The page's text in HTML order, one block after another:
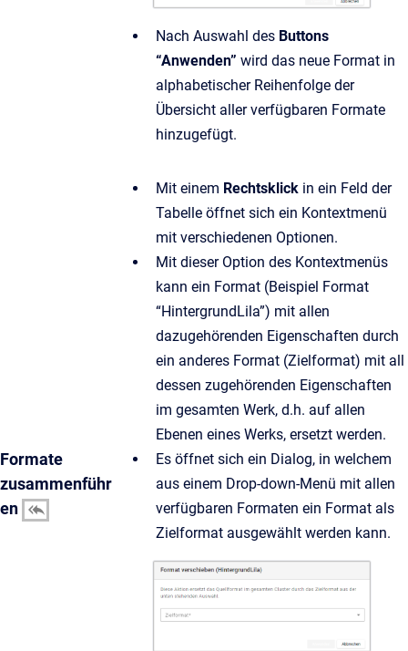
Nach Auswahl des Buttons
“Anwenden” wird das neue Format in
alphabetischer Reihenfolge der
Übersicht aller verfügbaren Formate
hinzugefügt.
Formate
zusammenführ
en
Mit einem Rechtsklick in ein Feld der
Tabelle öffnet sich ein Kontextmenü
mit verschiedenen Optionen.
Mit dieser Option des Kontextmenüs
kann ein Format (Beispiel Format
“HintergrundLila”) mit allen
dazugehörenden Eigenschaften durch
ein anderes Format (Zielformat) mit all
dessen zugehörenden Eigenschaften
im gesamten Werk, d.h. auf allen
Ebenen eines Werks, ersetzt werden.
Es öffnet sich ein Dialog, in welchem
aus einem Drop-down-Menü mit allen
verfügbaren Formaten ein Format als
Zielformat ausgewählt werden kann.